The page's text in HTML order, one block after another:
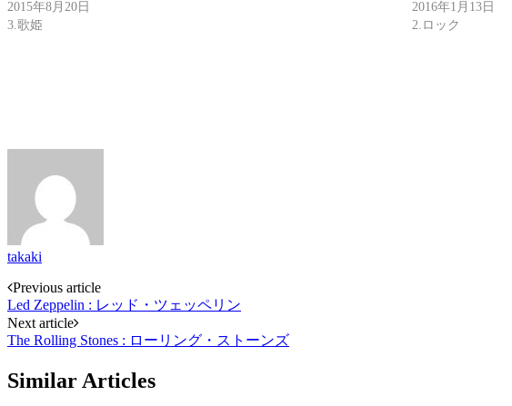
2015年8月20日
3.歌姫
2016年1月13日
2.ロック
takaki
Post
navigation
Previous article
Led Zeppelin : レッド・ツェッペリン
Next article
The Rolling Stones : ローリング・ストーンズ
Similar Articles